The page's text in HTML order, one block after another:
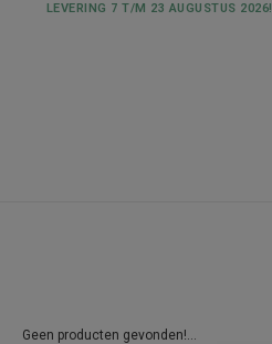
LEVERING 7 T/M 23 AUGUSTUS 2026!
Geen producten gevonden!...